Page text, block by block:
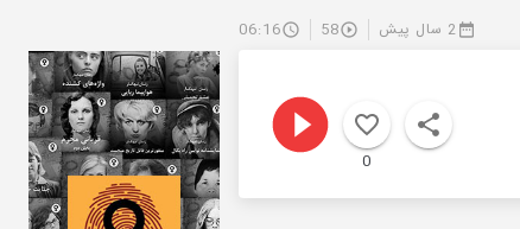
2 سال پیش 58
06:16
0